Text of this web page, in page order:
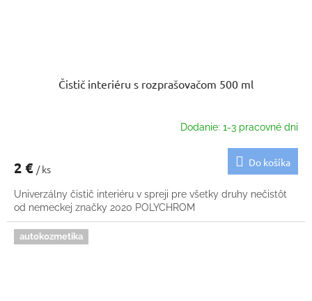
Čistič interiéru s rozprašovačom 500 ml
Dodanie: 1-3 pracovné dni
2 € / ks
Do košíka
Univerzálny čistič interiéru v spreji pre všetky druhy nečistôt
od nemeckej značky 2020 POLYCHROM
autokozmetika